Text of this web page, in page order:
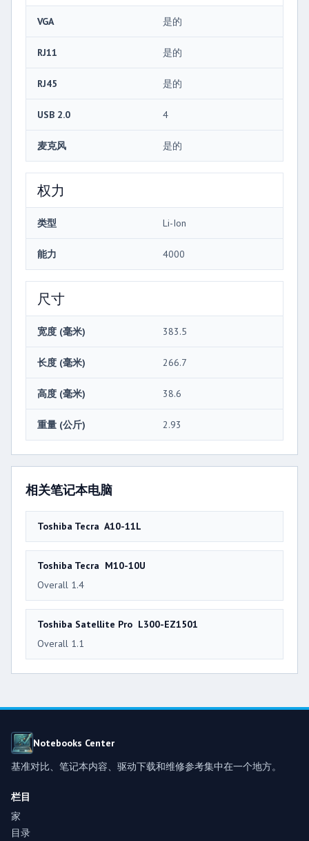
VGA 是的
RJ11 是的
RJ45 是的
USB 2.0 4
麦克风 是的
权力
类型 Li-Ion
能力 4000
尺寸
宽度 (毫米) 383.5
长度 (毫米) 266.7
高度 (毫米) 38.6
重量 (公斤) 2.93
相关笔记本电脑
Toshiba Tecra A10-11L
Toshiba Tecra M10-10U
Overall 1.4
Toshiba Satellite Pro L300-EZ1501
Overall 1.1
Notebooks Center
基准对比、笔记本内容、驱动下载和维修参考集中在一个地方。
栏目
家
目录